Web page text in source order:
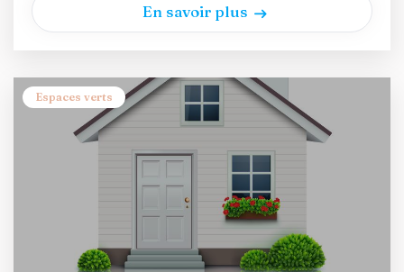
En savoir plus
Espaces verts